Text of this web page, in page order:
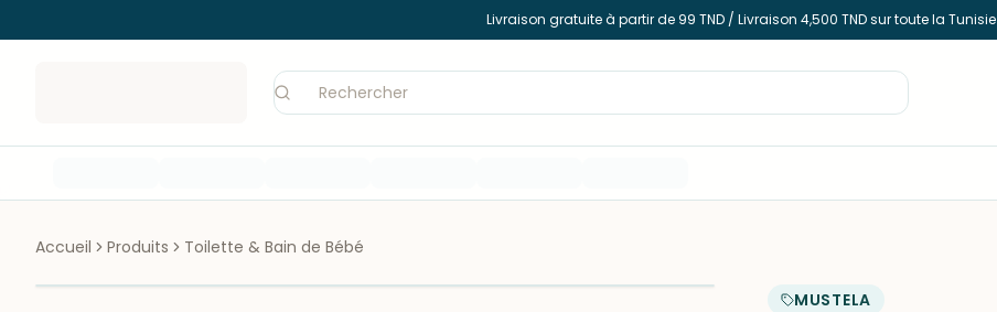
Livraison gratuite à partir de 99 TND / Livraison 4,500 TND sur toute la Tunisie
Accueil Produits Toilette & Bain de Bébé
MUSTELA